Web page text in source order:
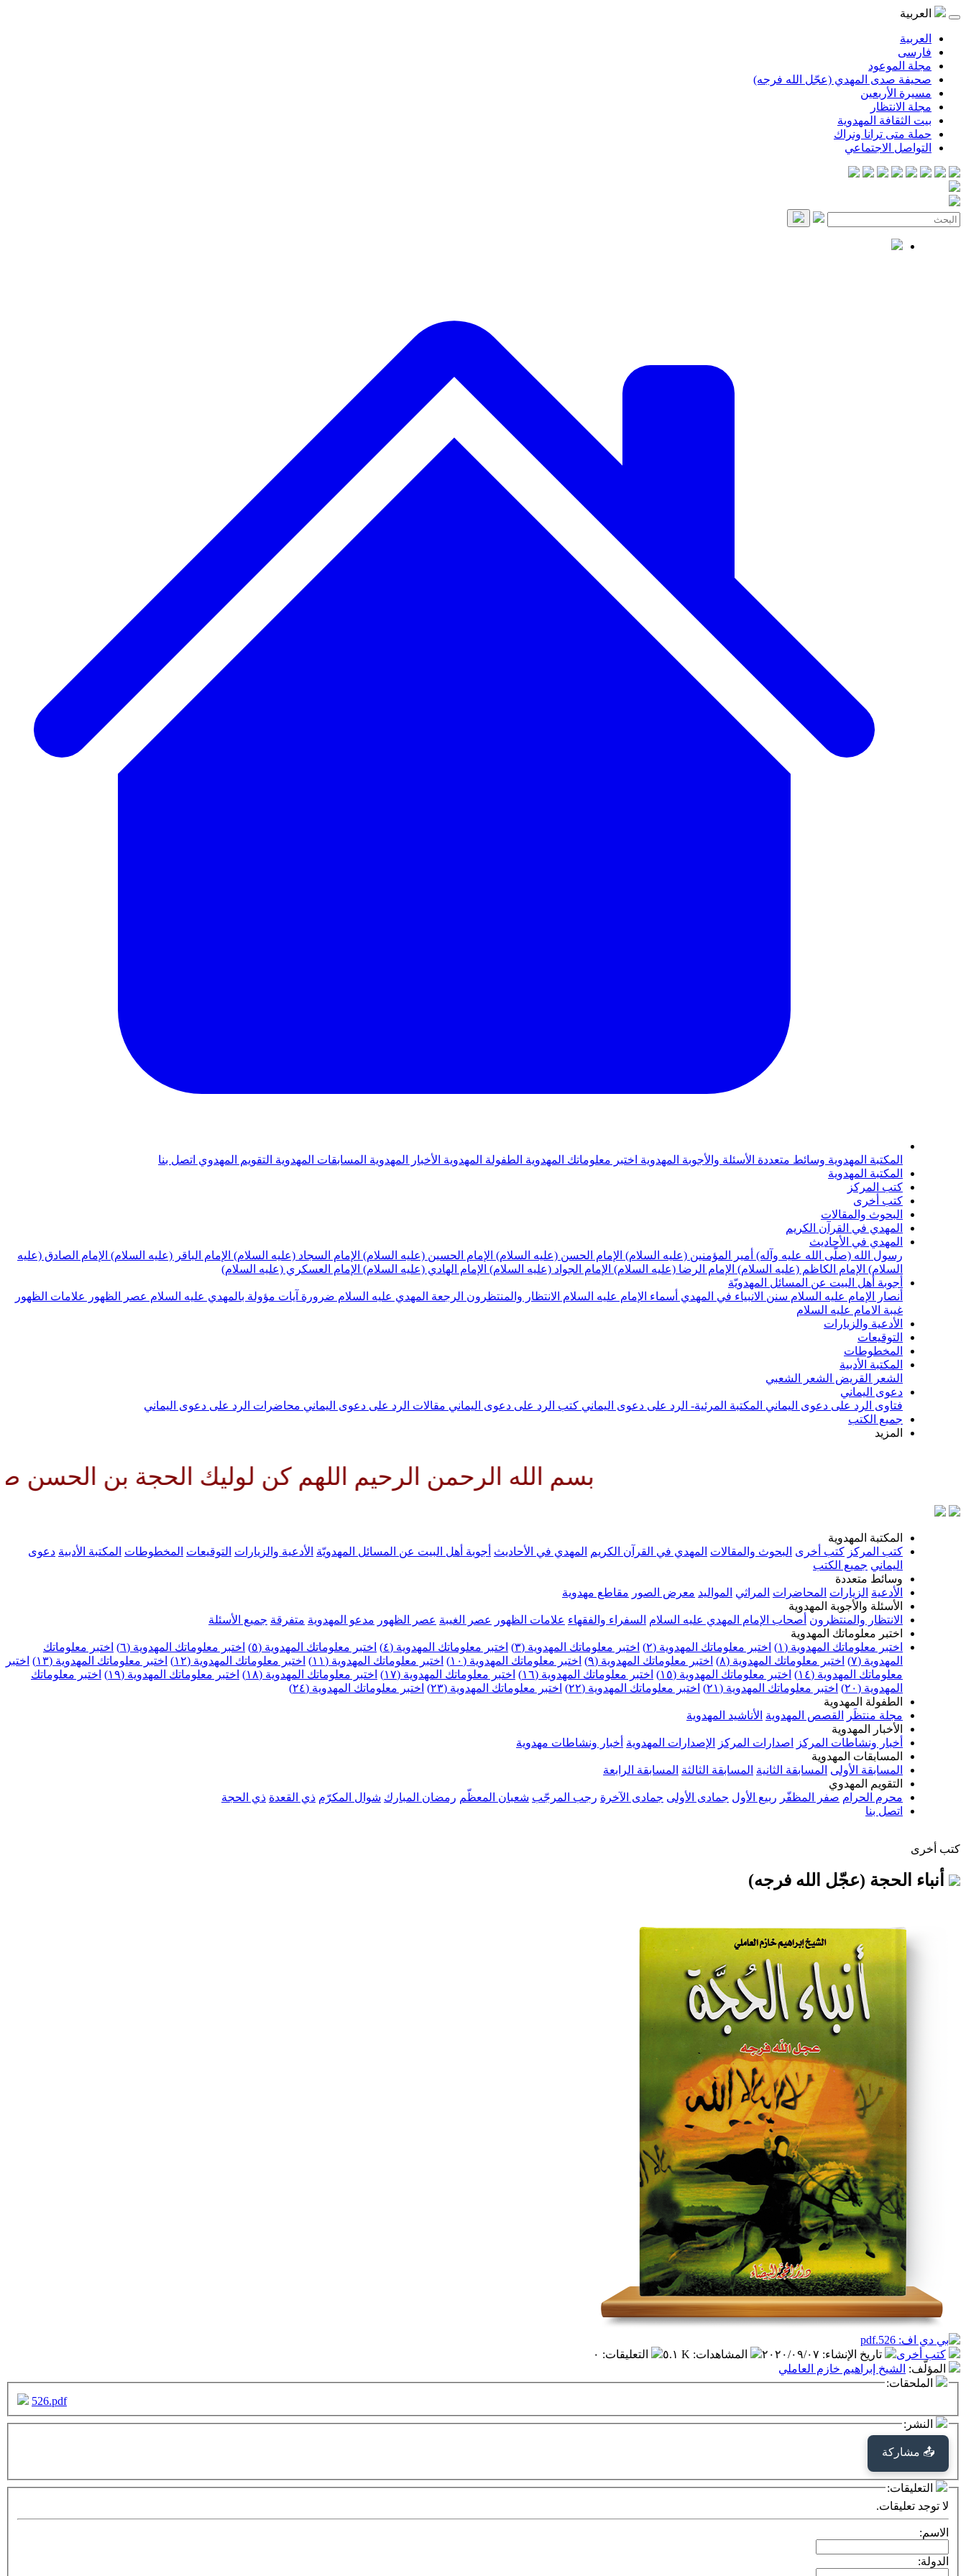
العربية
العربية
فارسی
مجلة الموعود
صحيفة صدى المهدي (عجّل الله فرجه)
مسيرة الأربعين
مجلة الانتظار
بيت الثقافة المهدوية
حملة متى ترانا ونراك
التواصل الاجتماعي
المكتبة المهدوية وسائط متعددة الأسئلة والأجوبة المهدوية اختبر معلوماتك المهدوية الطفولة المهدوية الأخبار المهدوية المسابقات المهدوية التقويم المهدوي اتصل بنا
المكتبة المهدوية
كتب المركز
كتب أخرى
البحوث والمقالات
المهدي في القرآن الكريم
المهدي في الأحاديث
رسول الله (صلّى الله عليه وآله) أمير المؤمنين (عليه السلام) الإمام الحسن (عليه السلام) الإمام الحسين (عليه السلام) الإمام السجاد (عليه السلام) الإمام الباقر (عليه السلام) الإمام الصادق (عليه
السلام) الإمام الكاظم (عليه السلام) الإمام الرضا (عليه السلام) الإمام الجواد (عليه السلام) الإمام الهادي (عليه السلام) الإمام العسكري (عليه السلام)
أجوبة أهل البيت عن المسائل المهدويّة
أنصار الإمام عليه السلام سنن الانبياء في المهدي أسماء الإمام عليه السلام الانتظار والمنتظرون الرجعة المهدي عليه السلام ضرورة آيات مؤولة بالمهدي عليه السلام عصر الظهور
علامات الظهور
غيبة الامام عليه السلام
الأدعية والزيارات
التوقيعات
المخطوطات
المكتبة الأدبية
الشعر القريض الشعر الشعبي
دعوى اليماني
فتاوى الرد على دعوى اليماني المكتبة المرئية- الرد على دعوى اليماني كتب الرد على دعوى اليماني مقالات الرد على دعوى اليماني محاضرات الرد على دعوى اليماني
جميع الكتب
المزيد
بسم الله الرحمن الرحيم اللهم كن لوليك الحجة بن الحسن صلواتك
المكتبة المهدوية
كتب المركز كتب أخرى البحوث والمقالات المهدي في القرآن الكريم المهدي في الأحاديث أجوبة أهل البيت عن المسائل المهدويّة الأدعية والزيارات التوقيعات المخطوطات المكتبة الأدبية دعوى
اليماني جميع الكتب
وسائط متعددة
الأدعية الزيارات المحاضرات المراثي المواليد معرض الصور مقاطع مهدوية
الأسئلة والأجوبة المهدوية
الانتظار والمنتظرون أصحاب الإمام المهدي عليه السلام السفراء والفقهاء علامات الظهور عصر الغيبة عصر الظهور مدعو المهدوية متفرقة جميع الأسئلة
اختبر معلوماتك المهدوية
اختبر معلوماتك المهدوية (١)
اختبر معلوماتك المهدوية (٢) اختبر معلوماتك المهدوية (٣) اختبر معلوماتك المهدوية (٤) اختبر معلوماتك المهدوية (٥) اختبر معلوماتك المهدوية (٦)
اختبر معلوماتك
المهدوية (٧)
اختبر معلوماتك المهدوية (٨) اختبر معلوماتك المهدوية (٩) اختبر معلوماتك المهدوية (١٠) اختبر معلوماتك المهدوية (١١) اختبر معلوماتك المهدوية (١٢) اختبر معلوماتك المهدوية (١٣)
اختبر
معلوماتك المهدوية (١٤)
اختبر معلوماتك المهدوية (١٥) اختبر معلوماتك المهدوية (١٦) اختبر معلوماتك المهدوية (١٧) اختبر معلوماتك المهدوية (١٨) اختبر معلوماتك المهدوية (١٩)
اختبر معلوماتك
المهدوية (٢٠)
اختبر معلوماتك المهدوية (٢١) اختبر معلوماتك المهدوية (٢٢) اختبر معلوماتك المهدوية (٢٣)
اختبر معلوماتك المهدوية (٢٤)
الطفولة المهدوية
مجلة منتظَر
القصص المهدوية الأناشيد المهدوية
الأخبار المهدوية
أخبار ونشاطات المركز
اصدارات المركز الإصدارات المهدوية أخبار ونشاطات مهدوية
المسابقات المهدوية
المسابقة الأولى المسابقة الثانية المسابقة الثالثة المسابقة الرابعة
التقويم المهدوي
محرم الحرام صفر المظفّر ربيع الأول جمادى الأولى جمادى الآخرة رجب المرجّب شعبان المعظّم رمضان المبارك شوال المكرّم ذي القعدة ذي الحجة
اتصل بنا
كتب أخرى
أنباء الحجة (عجّل الله فرجه)
كتب أخرى تاريخ الإنشاء: ٢٠٢٠/٠٩/٠٧ المشاهدات: ٥.١ K التعليقات: ٠
المؤلّف: الشيخ إبراهيم خازم العاملي
الملحقات:
526.pdf
النشر:
📤 مشاركة
التعليقات:
لا توجد تعليقات.
الاسم:
الدولة: